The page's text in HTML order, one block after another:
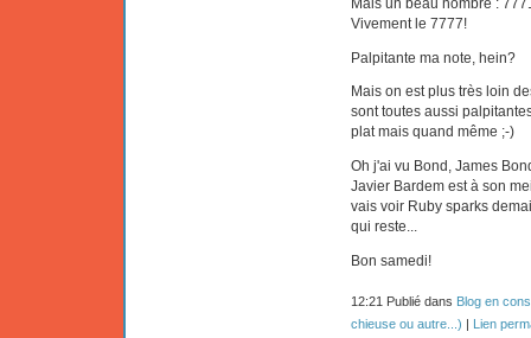
Vivement le 7777!
Palpitante ma note, hein?
Mais on est plus très loin
sont toutes aussi
plat mais quand même ;-)
Oh j'ai vu Bond, James
Javier Bardem est à son
vais voir Ruby sparks
qui reste...
Bon samedi!
12:21 Publié dans Blog en
chieuse ou autre...) | Lien